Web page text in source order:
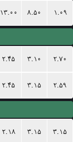
۱۳.۰۰ ۸.۵۰ ۱.۰۹
۲.۴۵ ۳.۱۰ ۲.۷۰
۲.۴۵ ۳.۱۵ ۲.۵۹
۲.۱۸ ۳.۱۵ ۳.۱۵